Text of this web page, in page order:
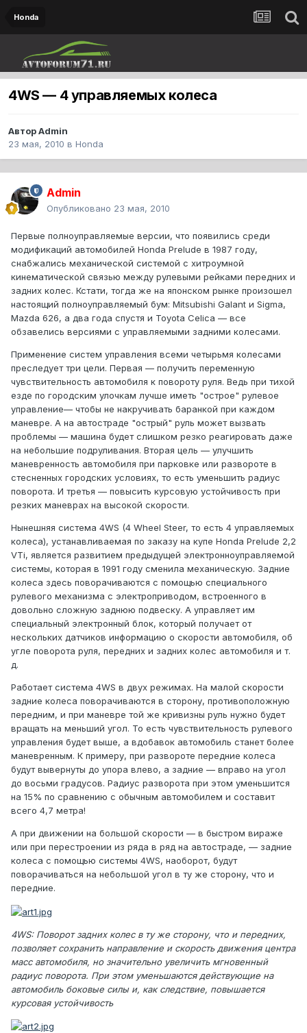
Honda
4WS — 4 управляемых колеса
АвторAdmin
23 мая, 2010 в Honda
Admin
Опубликовано 23 мая, 2010
Первые полноуправляемые версии, что появились среди
модификаций автомобилей Honda Prelude в 1987 году,
снабжались механической системой с хитроумной
кинематической связью между рулевыми рейками передних и
задних колес. Кстати, тогда же на японском рынке произошел
настоящий полноуправляемый бум: Mitsubishi Galant и Sigma,
Mazda 626, а два года спустя и Toyota Celica — все
обзавелись версиями с управляемыми задними колесами.
Применение систем управления всеми четырьмя колесами
преследует три цели. Первая — получить переменную
чувствительность автомобиля к повороту руля. Ведь при тихой
езде по городским улочкам лучше иметь "острое" рулевое
управление— чтобы не накручивать баранкой при каждом
маневре. А на автостраде "острый" руль может вызвать
проблемы — машина будет слишком резко реагировать даже
на небольшие подруливания. Вторая цель — улучшить
маневренность автомобиля при парковке или развороте в
стесненных городских условиях, то есть уменьшить радиус
поворота. И третья — повысить курсовую устойчивость при
резких маневрах на высокой скорости.
Нынешняя система 4WS (4 Wheel Steer, то есть 4 управляемых
колеса), устанавливаемая по заказу на купе Honda Prelude 2,2
VTi, является развитием предыдущей электронноуправляемой
системы, которая в 1991 году сменила механическую. Задние
колеса здесь поворачиваются с помощью специального
рулевого механизма с электроприводом, встроенного в
довольно сложную заднюю подвеску. А управляет им
специальный электронный блок, который получает от
нескольких датчиков информацию о скорости автомобиля, об
угле поворота руля, передних и задних колес автомобиля и т.
д.
Работает система 4WS в двух режимах. На малой скорости
задние колеса поворачиваются в сторону, противоположную
передним, и при маневре той же кривизны руль нужно будет
вращать на меньший угол. То есть чувствительность рулевого
управления будет выше, а вдобавок автомобиль станет более
маневренным. К примеру, при развороте передние колеса
будут вывернуты до упора влево, а задние — вправо на угол
до восьми градусов. Радиус разворота при этом уменьшится
на 15% по сравнению с обычным автомобилем и составит
всего 4,7 метра!
А при движении на большой скорости — в быстром вираже
или при перестроении из ряда в ряд на автостраде, — задние
колеса с помощью системы 4WS, наоборот, будут
поворачиваться на небольшой угол в ту же сторону, что и
передние.
4WS: Поворот задних колес в ту же сторону, что и передних,
позволяет сохранить направление и скорость движения центра
масс автомобиля, но значительно увеличить мгновенный
радиус поворота. При этом уменьшаются действующие на
автомобиль боковые силы и, как следствие, повышается
курсовая устойчивость